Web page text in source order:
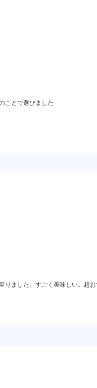
ことで選びました
ました。すごく美味しい。超お